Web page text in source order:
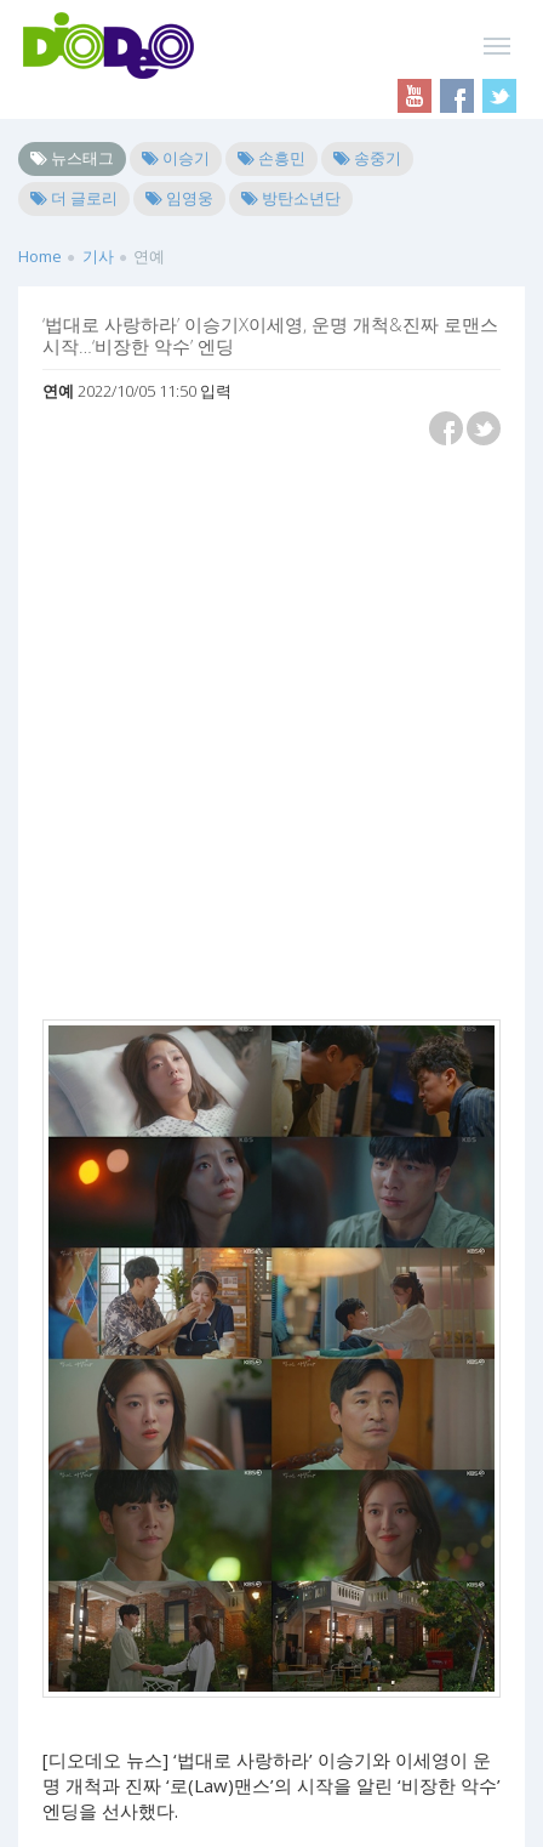
뉴스태그 이승기 손흥민
송중기
더 글로리
임영웅 방탄소년단
Home 기사 연예
‘법대로 사랑하라’ 이승기X이세영, 운명 개척&진짜 로맨스
시작…‘비장한 악수’ 엔딩
연예 2022/10/05 11:50 입력
[디오데오 뉴스] ‘법대로 사랑하라’ 이승기와 이세영이 운
명 개척과 진짜 ‘로(Law)맨스’의 시작을 알린 ‘비장한 악수’
엔딩을 선사했다.